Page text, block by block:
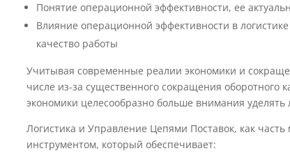
Понятие операционной эффективности, ее
Влияние операционной эффективности в
качество работы
Учитывая современные реалии экономики и
числе из-за существенного сокращения оборотного
экономики целесообразно больше внимания уделять
Логистика и Управление Цепями Поставок, как
инструментом, который обеспечивает: